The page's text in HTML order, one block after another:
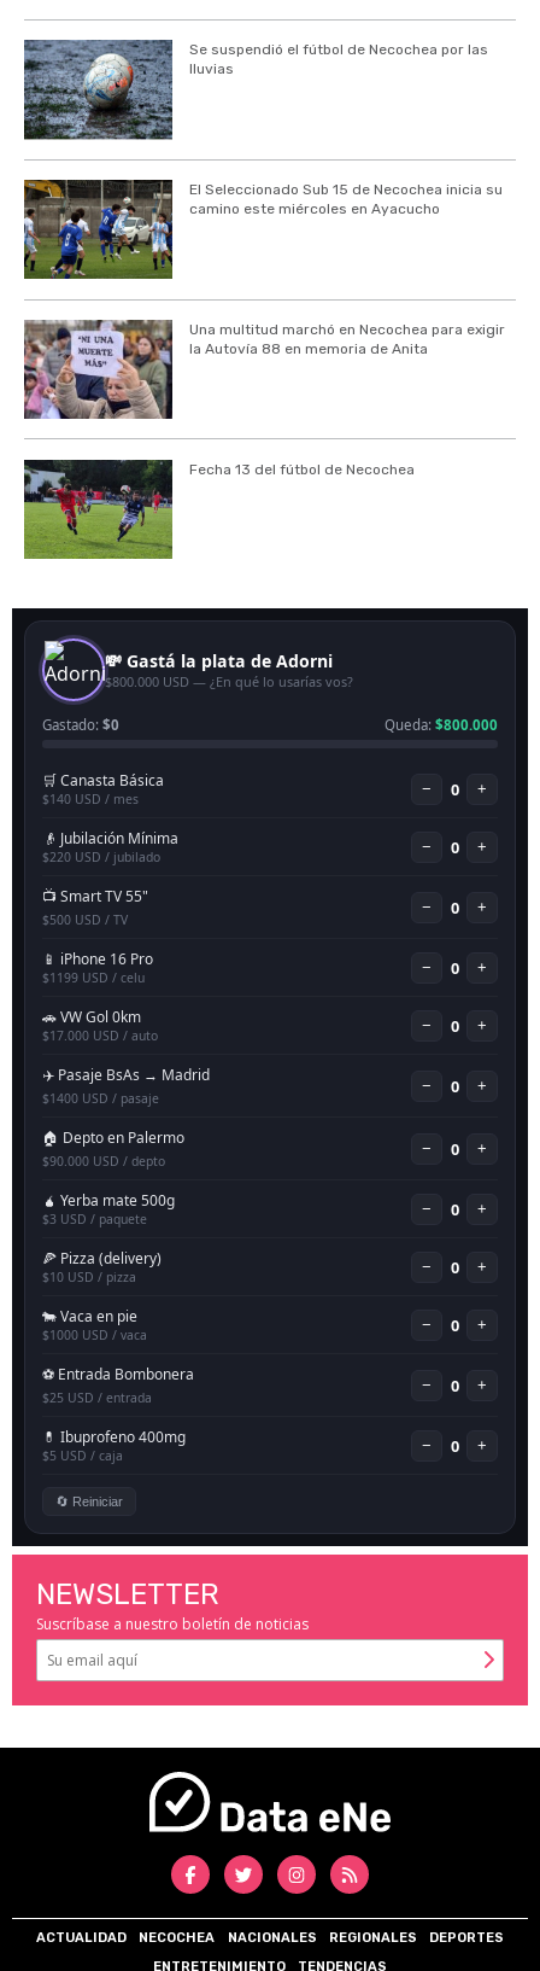
Se suspendió el fútbol de Necochea por las
lluvias
El Seleccionado Sub 15 de Necochea inicia su
camino este miércoles en Ayacucho
Una multitud marchó en Necochea para exigir
la Autovía 88 en memoria de Anita
Fecha 13 del fútbol de Necochea
NEWSLETTER
Suscríbase a nuestro boletín de noticias
ACTUALIDAD NECOCHEA NACIONALES REGIONALES
DEPORTES
ENTRETENIMIENTO
TENDENCIAS